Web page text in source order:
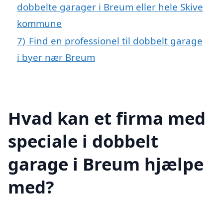
dobbelte garager i Breum eller hele Skive
kommune
7) Find en professionel til dobbelt garage
i byer nær Breum
Hvad kan et firma med
speciale i dobbelt
garage i Breum hjælpe
med?